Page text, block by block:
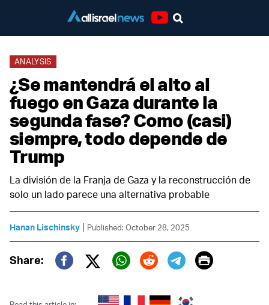
ANALYSIS
¿Se mantendrá el alto al
fuego en Gaza durante la
segunda fase? Como (casi)
siempre, todo depende de
Trump
La división de la Franja de Gaza y la reconstrucción de
solo un lado parece una alternativa probable
Hanan Lischinsky | Published: October 28, 2025
Share:
Twitter (X)
Print